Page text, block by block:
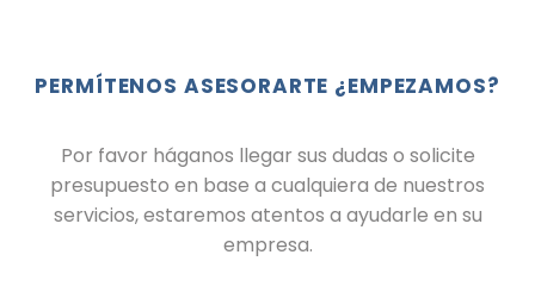
PERMÍTENOS ASESORARTE ¿EMPEZAMOS?
Por favor háganos llegar sus dudas o solicite
presupuesto en base a cualquiera de nuestros
servicios, estaremos atentos a ayudarle en su
empresa.